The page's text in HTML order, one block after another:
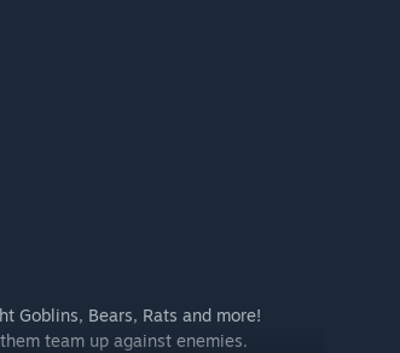
Goblins, Bears, Rats and more!
team up against enemies.